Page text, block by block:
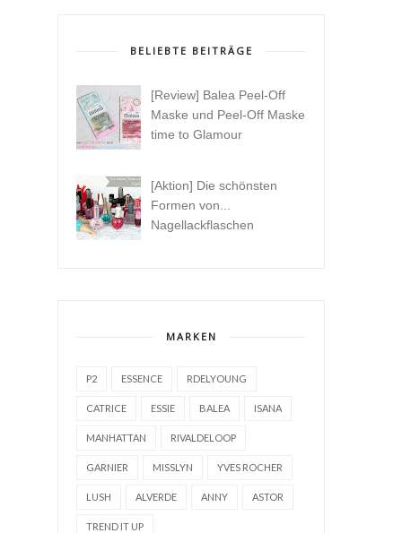
BELIEBTE BEITRÄGE
[Review] Balea Peel-Off
Maske und Peel-Off Maske
time to Glamour
[Aktion] Die schönsten
Formen von...
Nagellackflaschen
MARKEN
P2 ESSENCE RDELYOUNG
CATRICE ESSIE BALEA ISANA
MANHATTAN RIVALDELOOP
GARNIER MISSLYN YVES ROCHER
LUSH ALVERDE ANNY ASTOR
TREND IT UP